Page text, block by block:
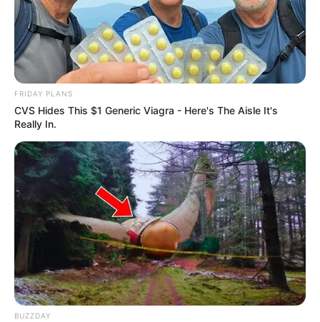
FRIDAY PLANS
CVS Hides This $1 Generic Viagra - Here's The Aisle It's
Really In.
BUZZDAY